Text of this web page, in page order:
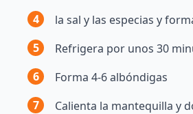
4
la sal y las especias y
5
Refrigera por unos 30
6
Forma 4-6 albóndigas
7
Calienta la mantequilla y